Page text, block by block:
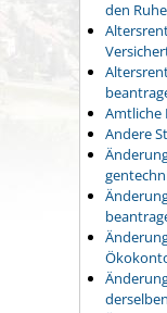
den
Amtliche
Andere